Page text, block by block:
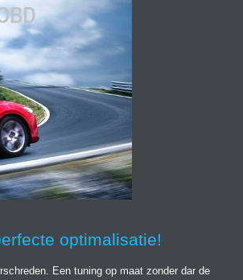
optimalisatie!
Een tuning op maat zonder dar de